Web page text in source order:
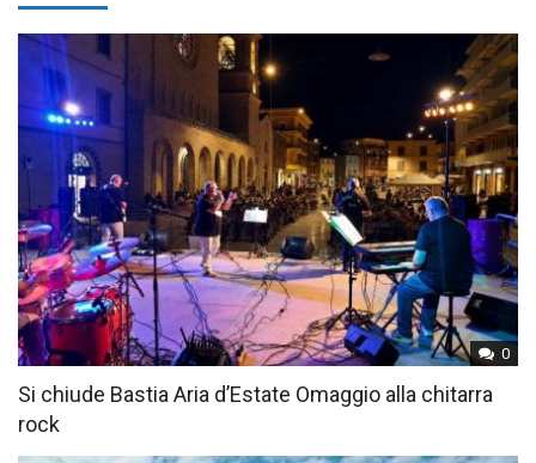
0
Si chiude Bastia Aria d’Estate Omaggio alla chitarra
rock